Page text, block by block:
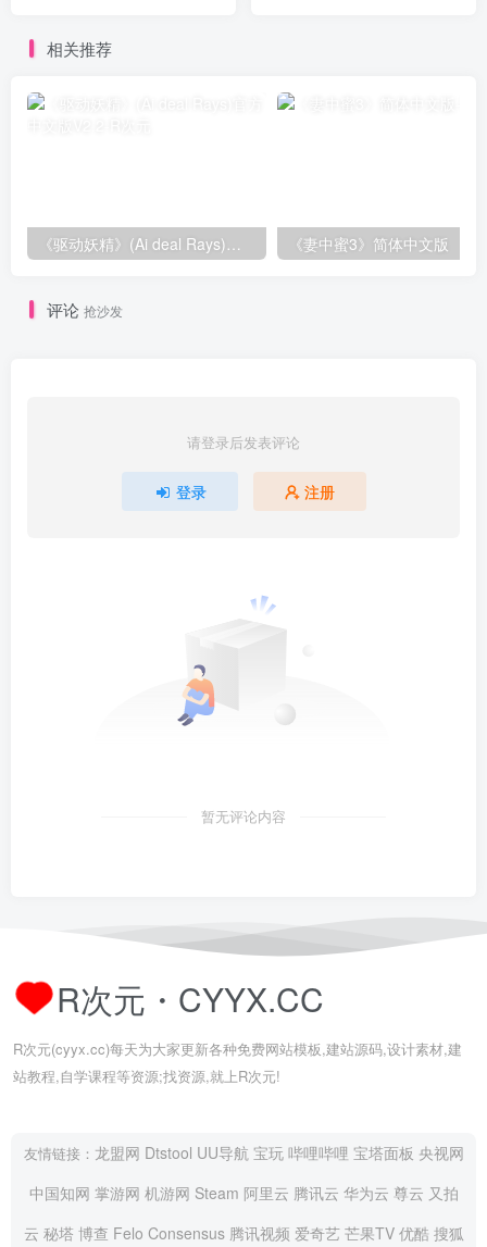
相关推荐
《妻中蜜3》简体中文版
评论 抢沙发
请登录后发表评论
登录 注册
暂无评论内容
R次元・CYYX.CC
R次元(cyyx.cc)每天为大家更新各种免费网站模板,建站源码,设计素材,建
站教程,自学课程等资源;找资源,就上R次元!
友情链接： 龙盟网 Dtstool UU导航 宝玩 哔哩哔哩 宝塔面板 央视网
中国知网 掌游网 机游网 Steam 阿里云 腾讯云 华为云 尊云 又拍
云 秘塔 博查 Felo Consensus 腾讯视频 爱奇艺 芒果TV 优酷 搜狐